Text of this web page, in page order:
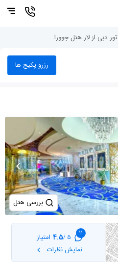
تور دبی از لار هتل جوورا
رزرو پکیج ها
بررسی هتل
11
5 /
4.5 امتیاز
نمایش نظرات